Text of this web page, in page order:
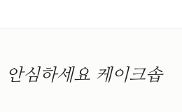
안심하세요 케이크솝